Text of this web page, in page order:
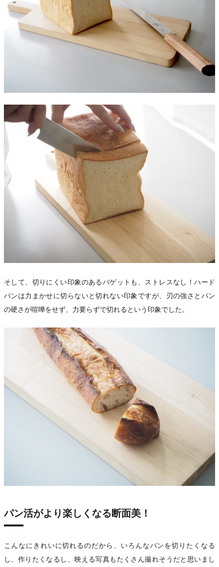
そして、切りにくい印象のあるバゲットも、ストレスなし！ハード
パンは力まかせに切らないと切れない印象ですが、刃の強さとパン
の硬さが喧嘩をせず、力要らずで切れるという印象でした。
パン活がより楽しくなる断面美！
こんなにきれいに切れるのだから、いろんなパンを切りたくなる
し、作りたくなるし、映える写真もたくさん撮れそうだと思いまし